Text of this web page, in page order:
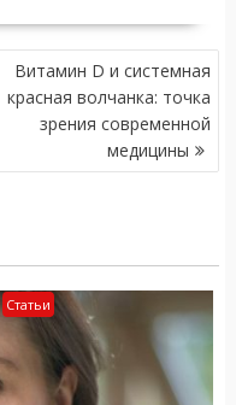
er o
kl
as
s
ni
Витамин D и системная
красная волчанка: точка
зрения современной
медицины
Статьи